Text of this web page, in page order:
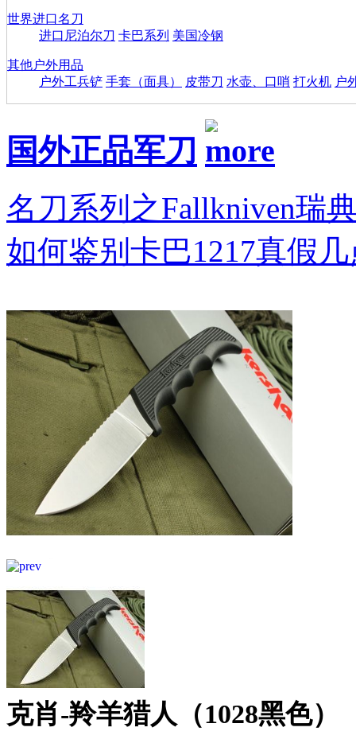
世界进口名刀
进口尼泊尔刀 卡巴系列 美国冷钢
其他户外用品
户外工兵铲 手套（面具） 皮带刀 水壶、口哨 打火机 户
国外正品军刀
名刀系列之Fallkniven瑞
如何鉴别卡巴1217真假
克肖-羚羊猎人（1028黑色）